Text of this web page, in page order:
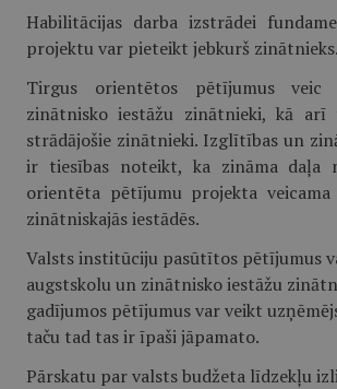
Habilitācijas darba izstrādei
projektu var pieteikt jebkurš zinātnieks.
Tirgus orientētos pētījumus veic
zinātnisko iestāžu zinātnieki, kā arī
strādājošie zinātnieki. Izglītības un
ir tiesības noteikt, ka zināma daļa
orientēta pētījumu projekta veicama
zinātniskajās iestādēs.
Valsts institūciju pasūtītos pētījumus
augstskolu un zinātnisko iestāžu
gadījumos pētījumus var veikt
taču tad tas ir īpaši jāpamato.
Pārskatu par valsts budžeta līdzekļu